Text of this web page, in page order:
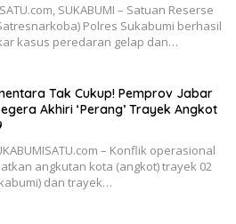
SUKABUMI – Satuan Reserse
Polres Sukabumi berhasil
kasus peredaran gelap dan…
Tak Cukup! Pemprov Jabar
Akhiri ‘Perang’ Trayek Angkot
– Konflik operasional
angkutan kota (angkot) trayek 02
dan trayek…